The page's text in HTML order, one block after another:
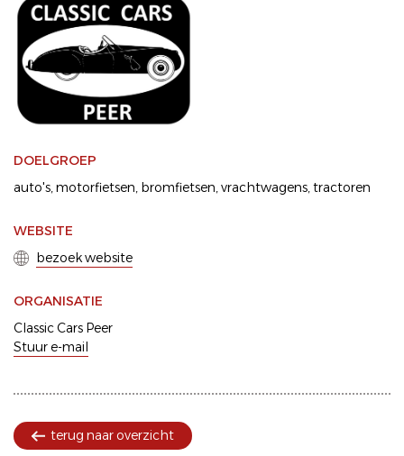
DOELGROEP
auto's motorfietsen bromfietsen vrachtwagens tractoren
WEBSITE
bezoek website
ORGANISATIE
Classic Cars Peer
Stuur e-mail
terug naar overzicht